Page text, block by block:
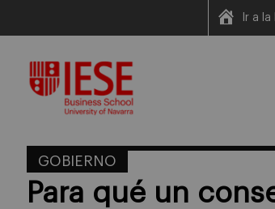
content
Ir a
GOBIERNO
Para qué un